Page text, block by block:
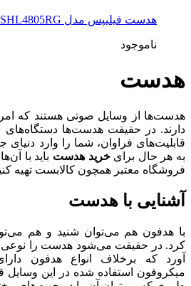
هدست فیلیپس مدل SHL4805RG
ناموجود
هدست
هدست‌ها از وسایل صوتی هستند که
دارند. در حقیقت هدست‌ها دستگاه‌های
قابلیت‌های فراوان، شما را وارد دنیای
به هر حال برایخرید هدست باید با
فروشگاه معتبر همچون کالابست تهیه
آشنایی با هدست
با هدفون هم می‌توان شنید و هم
کرد. در حقیقت می‌شود هدست را
آورد که برخلاف انواع هدفون
میکروفون استفاده شده در این وسایل